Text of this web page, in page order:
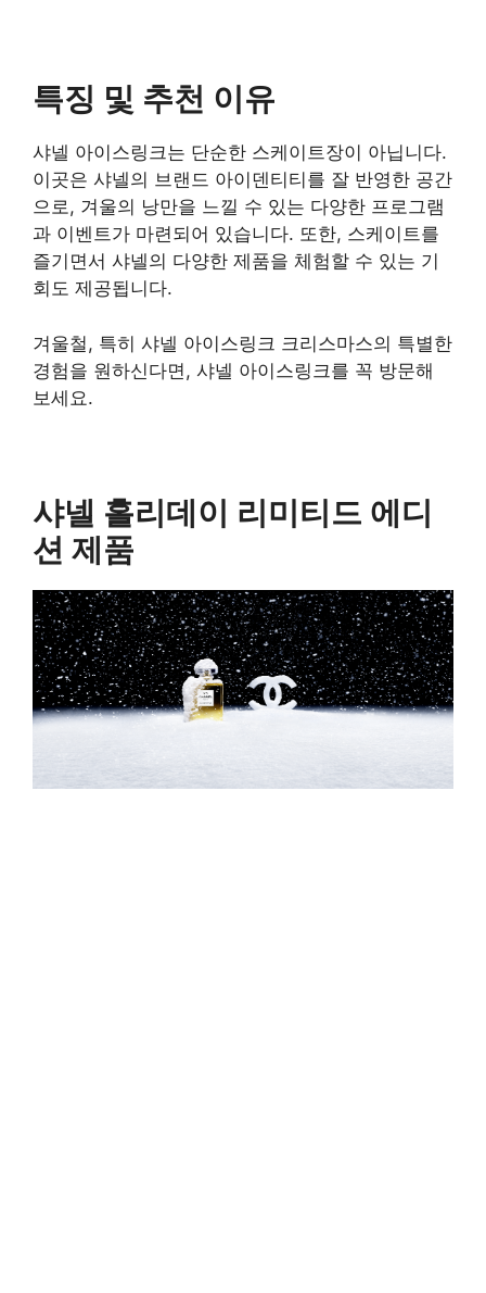
특징 및 추천 이유
샤넬 아이스링크는 단순한 스케이트장이 아닙니다.
이곳은 샤넬의 브랜드 아이덴티티를 잘 반영한 공간
으로, 겨울의 낭만을 느낄 수 있는 다양한 프로그램
과 이벤트가 마련되어 있습니다. 또한, 스케이트를
즐기면서 샤넬의 다양한 제품을 체험할 수 있는 기
회도 제공됩니다.
겨울철, 특히 샤넬 아이스링크 크리스마스의 특별한
경험을 원하신다면, 샤넬 아이스링크를 꼭 방문해
보세요.
샤넬 홀리데이 리미티드 에디
션 제품